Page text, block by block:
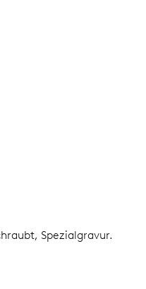
Spezialgravur.